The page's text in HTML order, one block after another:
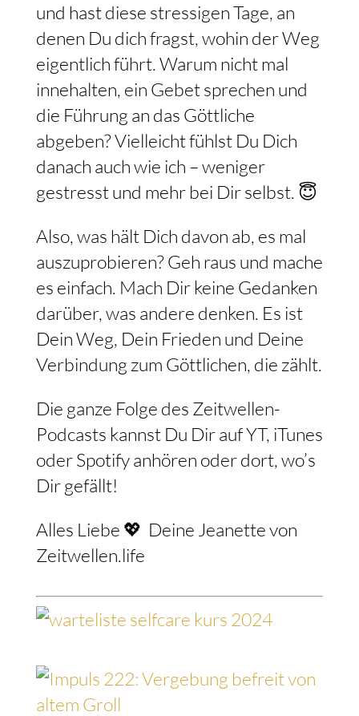
und hast diese stressigen Tage, an
denen Du dich fragst, wohin der Weg
eigentlich führt. Warum nicht mal
innehalten, ein Gebet sprechen und
die Führung an das Göttliche
abgeben? Vielleicht fühlst Du Dich
danach auch wie ich – weniger
gestresst und mehr bei Dir selbst. 😇
Also, was hält Dich davon ab, es mal
auszuprobieren? Geh raus und mache
es einfach. Mach Dir keine Gedanken
darüber, was andere denken. Es ist
Dein Weg, Dein Frieden und Deine
Verbindung zum Göttlichen, die zählt.
Die ganze Folge des Zeitwellen-
Podcasts kannst Du Dir auf YT, iTunes
oder Spotify anhören oder dort, wo’s
Dir gefällt!⁠
Alles Liebe 💖 ⁠ Deine Jeanette von
Zeitwellen.life⁠